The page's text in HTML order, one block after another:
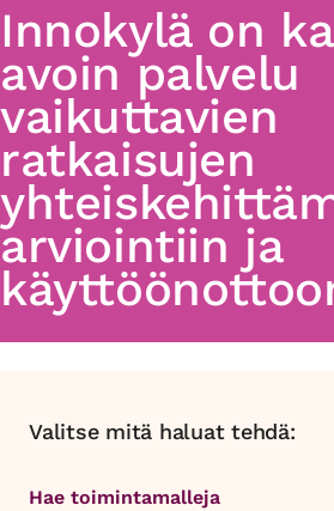
Innokylä on
avoin palvelu
vaikuttavien
ratkaisujen
arviointiin ja
Valitse mitä haluat tehdä:
Hae toimintamalleja